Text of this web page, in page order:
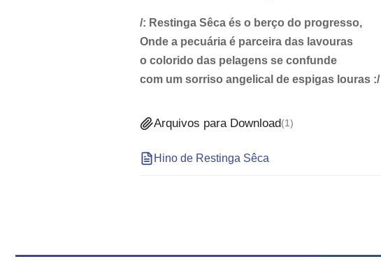
/: Restinga Sêca és o berço do progresso,
Onde a pecuária é parceira das lavouras
o colorido das pelagens se confunde
com um sorriso angelical de espigas louras :/
Arquivos para Download(1)
Hino de Restinga Sêca